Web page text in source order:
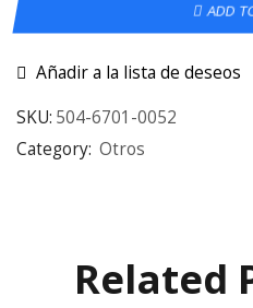
ADD
Añadir a la lista de deseos
SKU: 504-6701-0052
Category: Otros
Related